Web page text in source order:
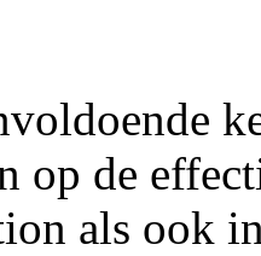
op de
als ook